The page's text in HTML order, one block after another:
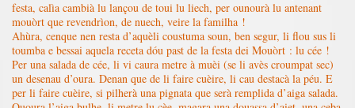
festa, calìa cambià lu lançou de toui lu liech, per ounourà lu antenant
mouòrt que revendrìon, de nuech, veire la familha !
Ahùra, cenque nen resta d’aquèli coustuma soun, ben segur, li flou sus li
toumba e bessai aquela receta dóu past de la festa dei Mouòrt : lu cée !
Per una salada de cée, li vi caura metre à muèi (se li avès croumpat sec)
un desenau d’oura. Denan que de li faire cuèire, li cau destacà la péu. E
per li faire cuèire, si pilherà una pignata que serà remplida d’aiga salada.